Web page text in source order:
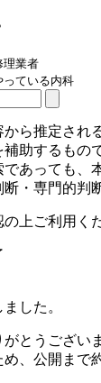
理業者
っている内科
ら推定され
助するもの
あっても、
・専門的判
の上ご利用く
した。
とうござい
、公開まで